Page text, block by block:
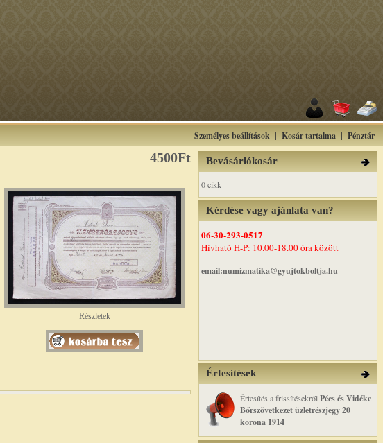
Személyes beállítások | Kosár tartalma | Pénztár
4500Ft
Részletek
Bevásárlókosár
0 cikk
Kérdése vagy ajánlata van?
06-30-293-0517
Hívható H-P: 10.00-18.00 óra között
email:numizmatika@gyujtokboltja.hu
Értesítések
Értesítés a frissítésekről Pécs és Vidéke
Bőrszövetkezet üzletrészjegy 20
korona 1914